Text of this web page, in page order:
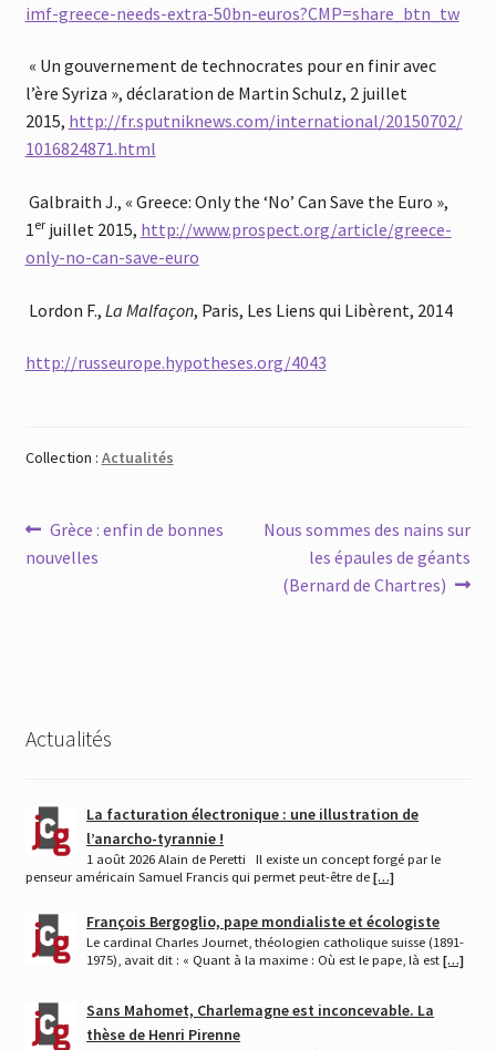
imf-greece-needs-extra-50bn-euros?CMP=share_btn_tw
« Un gouvernement de technocrates pour en finir avec
l’ère Syriza », déclaration de Martin Schulz, 2 juillet
2015, http://fr.sputniknews.com/international/20150702/
1016824871.html
Galbraith J., « Greece: Only the ‘No’ Can Save the Euro »,
1 erjuillet 2015, http://www.prospect.org/article/greece-
only-no-can-save-euro
Lordon F., La Malfaçon, Paris, Les Liens qui Libèrent, 2014
http://russeurope.hypotheses.org/4043
Collection : Actualités
Navigation
de
Article
précédent :
Grèce : enfin de bonnes
nouvelles
Article
suivant :
Nous sommes des nains sur
les épaules de géants
(Bernard de Chartres)
Actualités
La facturation électronique : une illustration de
l’anarcho-tyrannie !
1 août 2026 Alain de Peretti Il existe un concept forgé par le
penseur américain Samuel Francis qui permet peut-être de […]
François Bergoglio, pape mondialiste et écologiste
Le cardinal Charles Journet, théologien catholique suisse (1891-
1975), avait dit : « Quant à la maxime : Où est le pape, là est[…]
Sans Mahomet, Charlemagne est inconcevable. La
thèse de Henri Pirenne